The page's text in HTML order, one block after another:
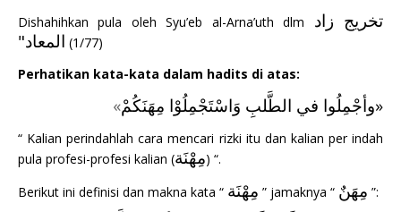
Dishahihkan pula oleh Syu’eb al-Arna’uth dlm تخريج زاد
المعاد" (1/77)
Perhatikan kata-kata dalam hadits di atas:
«وأجْمِلُوا في الطَّلبِ وَاسْتَجْمِلُوْا مِهَنَكُمْ»
“ Kalian perindahlah cara mencari rizki itu dan kalian per indah
pula profesi-profesi kalian (مِهْنَة) “.
Berikut ini definisi dan makna kata “ مِهْنَة ” jamaknya “ مِهَنٌ ”: